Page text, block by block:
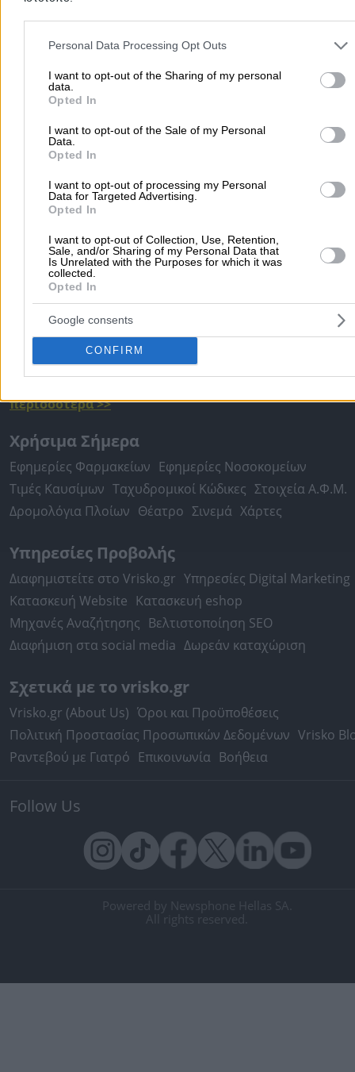
Please note that this website/app uses one or more Google
and may gather and store information including but not limited to
to Google and its third-party tags to use your data for below
purposes in below Google consent section.
Personal Data Processing Opt Outs
I want to opt-out of the Sharing of my personal
data.
Opted In
I want to opt-out of the Sale of my Personal
Data.
Opted In
I want to opt-out of processing my Personal
Data for Targeted Advertising.
Opted In
I want to opt-out of Collection, Use, Retention,
Sale, and/or Sharing of my Personal Data that
Is Unrelated with the Purposes for which it was
collected.
Opted In
Google consents
CONFIRM
> Νομός ΚΑΡΔΙΤΣΑΣ Καρδίτσα Ενώσεις & Σωματεία >
Συνεταιρισμοί
ΠΡΟΜΗΘΕΥΤΙΚΟΣ ΣΥΝΕΤΑΙΡΙΣΜΟΣ
ΚΑΡΔΙΤΣΑΣ
Δημοφιλείς Αναζητήσεις
Μετακομίσεις & Μεταφορές Κλειδιά & Κλειδαριές
Ψυχολόγοι
Παιδικοί Σταθμοί Οδοντίατροι
Υδραυλικοί - Υδραυλικές Εγκαταστάσεις
περισσότερα >>
Τοπική Αναζήτηση
Αθήνα Θεσσαλονίκη Πάτρα Λάρισα Ηράκλειο
Καβάλα Τρίπολη
Πειραιάς Κέρκυρα Χανιά Καλαμάτα
περισσότερα >>
Χρήσιμα Σήμερα
Εφημερίες Φαρμακείων Εφημερίες Νοσοκομείων
Τιμές Καυσίμων Ταχυδρομικοί Κώδικες Στοιχεία Α.Φ.Μ.
Δρομολόγια Πλοίων Θέατρο Σινεμά Χάρτες
Υπηρεσίες Προβολής
Διαφημιστείτε στο Vrisko.gr Υπηρεσίες Digital Marketing
Κατασκευή Website Κατασκευή eshop
Μηχανές Αναζήτησης Βελτιστοποίηση SEO
Διαφήμιση στα social media Δωρεάν καταχώριση
Σχετικά με το vrisko.gr
Vrisko.gr (About Us) Όροι και Προϋποθέσεις
Πολιτική Προστασίας Προσωπικών Δεδομένων Vrisko
Ραντεβού με Γιατρό Επικοινωνία Βοήθεια
Follow Us
Powered by Newsphone Hellas SA.
All rights reserved.